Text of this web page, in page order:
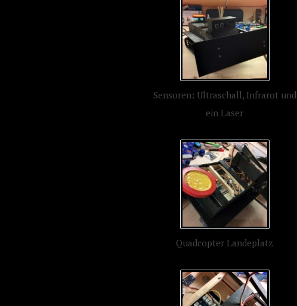
Sensoren: Ultraschall, Infrarot und
ein Laser
Quadcopter Landeplatz